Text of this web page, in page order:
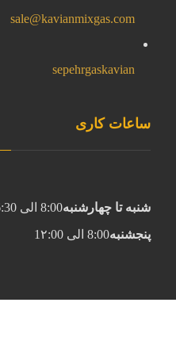
sale@kavianmixgas.com
sepehrgaskavian
ساعات کاری
شنبه تا چهارشنبه8:00 الی 16:30
پنجشنبه8:00 الی 1۲:00